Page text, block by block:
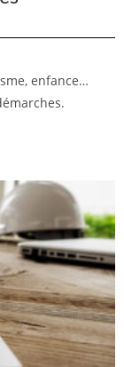
enfance…